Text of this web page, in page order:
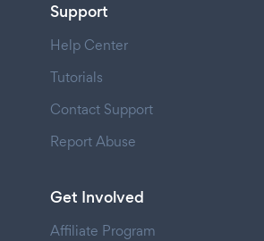
Support
Help Center
Tutorials
Contact Support
Report Abuse
Get Involved
Affiliate Program